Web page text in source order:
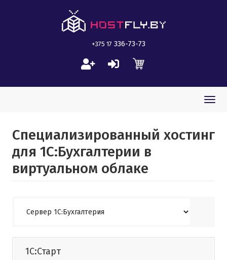
+375 17 336-73-73
Специализированный хостинг
для 1C:Бухгалтерии в
виртуальном облаке
1С:Старт